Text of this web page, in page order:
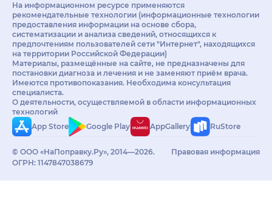
На информационном ресурсе применяются
рекомендательные технологии (информационные технологии
предоставления информации на основе сбора,
систематизации и анализа сведений, относящихся к
предпочтениям пользователей сети "Интернет", находящихся
на территории Российской Федерации)
Материалы, размещённые на сайте, не предназначены для
постановки диагноза и лечения и не заменяют приём врача.
Имеются противопоказания. Необходима консультация
специалиста.
О деятельности, осуществляемой в области информационных
технологий
App Store
Google Play AppGallery RuStore
© ООО «НаПоправку.Ру», 2014—2026.
ОГРН: 1147847038679
Правовая информация